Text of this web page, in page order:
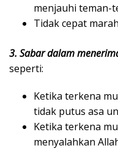
menjauhi teman-
Tidak cepat
3. Sabar dalam
seperti:
Ketika terkena
tidak putus asa
Ketika terkena
menyalahkan